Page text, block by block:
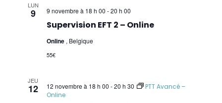
LUN
9
Supervision EFT 2 – Online
9 novembre à 18 h 00 -20 h 00
Online , Belgique
55€
JEU
12 12 novembre à 18 h 00 -20 h 30
PTT Avancé –
Online